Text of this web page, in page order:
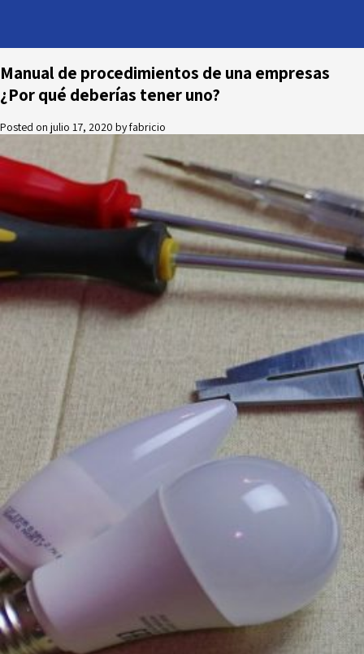
Manual de procedimientos de una empresas
¿Por qué deberías tener uno?
Posted on julio 17, 2020 byfabricio